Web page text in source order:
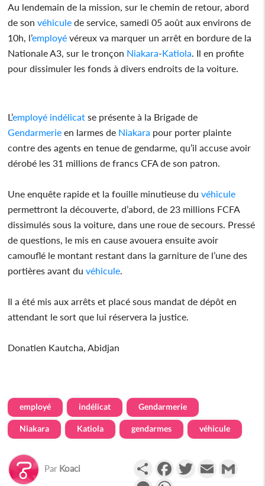
Au lendemain de la mission, sur le chemin de retour, abord
de sonvéhicule de service, samedi 05 août aux environs de
10h, l’employé véreux va marquer un arrêt en bordure de la
Nationale A3, sur le tronçon Niakara-Katiola . Il en profite
pour dissimuler les fonds à divers endroits de la voiture.
L’employé indélicat se présente à la Brigade de
Gendarmerie en larmes de Niakara pour porter plainte
contre des agents en tenue de gendarme, qu’il accuse avoir
dérobé les 31 millions de francs CFA de son patron.
Une enquête rapide et la fouille minutieuse duvéhicule
permettront la découverte, d’abord, de 23 millions FCFA
dissimulés sous la voiture, dans une roue de secours. Pressé
de questions, le mis en cause avouera ensuite avoir
camouflé le montant restant dans la garniture de l’une des
portières avant duvéhicule
Il a été mis aux arrêts et placé sous mandat de dépôt en
attendant le sort que lui réservera la justice.
Donatien Kautcha, Abidjan
employé indélicat Gendarmerie
Niakara Katiola gendarmes véhicule
Par Koaci PartagerFacebookTwitterEmail
Messenger